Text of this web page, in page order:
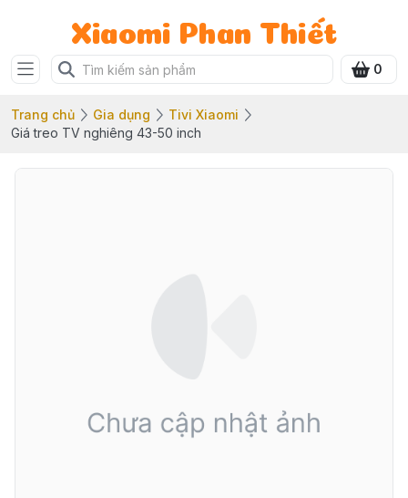
Xiaomi Phan Thiết
0
Trang chủ Gia dụng
Tivi Xiaomi
Giá treo TV nghiêng 43-50 inch